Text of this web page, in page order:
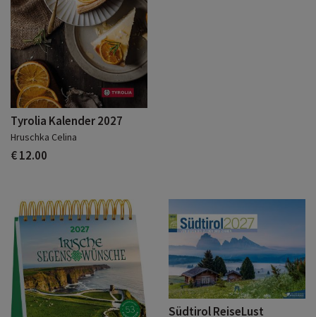
Tyrolia Kalender 2027
Hruschka Celina
€ 12.00
Südtirol ReiseLust